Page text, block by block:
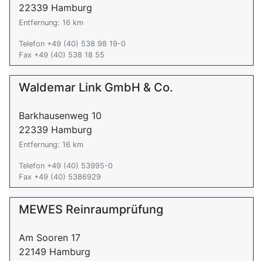
22339 Hamburg
Entfernung: 16 km
Telefon +49 (40) 538 98 19-0
Fax +49 (40) 538 18 55
Waldemar Link GmbH & Co.
Barkhausenweg 10
22339 Hamburg
Entfernung: 16 km
Telefon +49 (40) 53995-0
Fax +49 (40) 5386929
MEWES Reinraumprüfung
Am Sooren 17
22149 Hamburg